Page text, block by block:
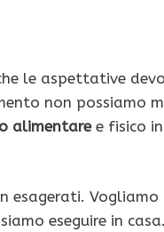
le aspettative
non possiamo
alimentaree fisico
esagerati. Vogliamo
eseguire in